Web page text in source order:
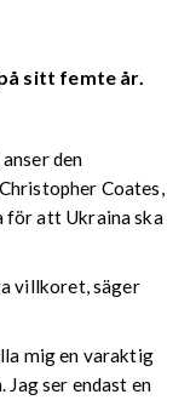
sitt femte år.
den
Coates,
för att Ukraina ska
villkoret, säger
mig en varaktig
ser endast en